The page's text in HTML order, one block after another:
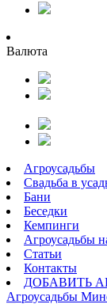
Валюта
Агроусадьбы
Свадьба в
Бани
Беседки
Кемпинги
Агроусадьбы
Статьи
Контакты
ДОБАВИТЬ
Агроусадьбы